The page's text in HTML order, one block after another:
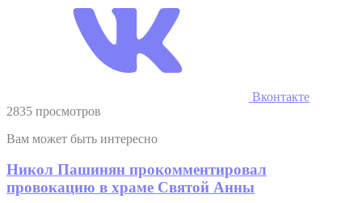
Вконтакте
2835 просмотров
Вам может быть интересно
Никол Пашинян прокомментировал
провокацию в храме Святой Анны